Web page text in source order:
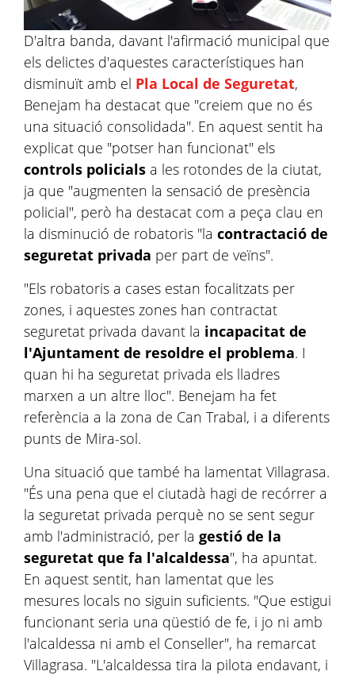
D'altra banda, davant l'afirmació municipal que
els delictes d'aquestes característiques han
disminuït amb el Pla Local de Seguretat,
Benejam ha destacat que "creiem que no és
una situació consolidada". En aquest sentit ha
explicat que "potser han funcionat" els
controls policials a les rotondes de la ciutat,
ja que "augmenten la sensació de presència
policial", però ha destacat com a peça clau en
la disminució de robatoris "la contractació de
seguretat privada per part de veïns".
"Els robatoris a cases estan focalitzats per
zones, i aquestes zones han contractat
seguretat privada davant la incapacitat de
l'Ajuntament de resoldre el problema. I
quan hi ha seguretat privada els lladres
marxen a un altre lloc". Benejam ha fet
referència a la zona de Can Trabal, i a diferents
punts de Mira-sol.
Una situació que també ha lamentat Villagrasa.
"És una pena que el ciutadà hagi de recórrer a
la seguretat privada perquè no se sent segur
amb l'administració, per la gestió de la
seguretat que fa l'alcaldessa", ha apuntat.
En aquest sentit, han lamentat que les
mesures locals no siguin suficients. "Que estigui
funcionant seria una qüestió de fe, i jo ni amb
l'alcaldessa ni amb el Conseller", ha remarcat
Villagrasa. "L'alcaldessa tira la pilota endavant, i